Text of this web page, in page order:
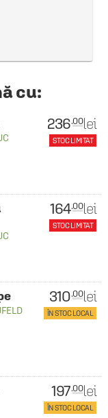
cu:
236.00lei
STOC LIMITAT
164.00lei
STOC LIMITAT
310.00lei
ÎN STOC LOCAL
197.00lei
ÎN STOC LOCAL